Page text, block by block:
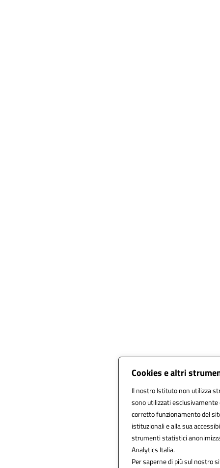
Cookies e altri
Il nostro Istituto non utilizza
sono utilizzati
corretto funzionamento del
istituzionali e alla sua
strumenti statistici
Analytics Italia.
Per saperne di più sul nostro